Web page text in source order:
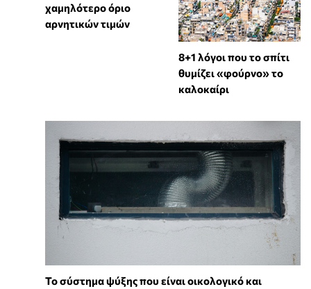
χαμηλότερο όριο
αρνητικών τιμών
8+1 λόγοι που το σπίτι
θυμίζει «φούρνο» το
καλοκαίρι
Το σύστημα ψύξης που είναι οικολογικό και